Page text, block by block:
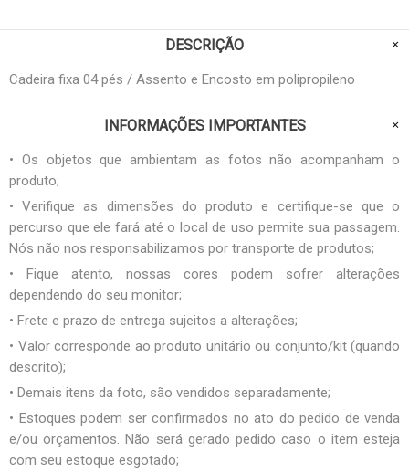
DESCRIÇÃO
Cadeira fixa 04 pés / Assento e Encosto em polipropileno
INFORMAÇÕES IMPORTANTES
• Os objetos que ambientam as fotos não acompanham o
produto;
• Verifique as dimensões do produto e certifique-se que o
percurso que ele fará até o local de uso permite sua passagem.
Nós não nos responsabilizamos por transporte de produtos;
• Fique atento, nossas cores podem sofrer alterações
dependendo do seu monitor;
• Frete e prazo de entrega sujeitos a alterações;
• Valor corresponde ao produto unitário ou conjunto/kit (quando
descrito);
• Demais itens da foto, são vendidos separadamente;
• Estoques podem ser confirmados no ato do pedido de venda
e/ou orçamentos. Não será gerado pedido caso o item esteja
com seu estoque esgotado;